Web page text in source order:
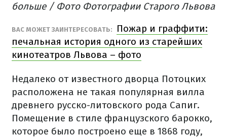
больше / Фото Фотографии Старого Львова
ВАС МОЖЕТ ЗАИНТЕРЕСОВАТЬ:
Пожар и граффити:
печальная история одного из старейших
кинотеатров Львова – фото
Недалеко от известного дворца Потоцких
расположена не такая популярная вилла
древнего русско-литовского рода Сапиг.
Помещение в стиле французского барокко,
которое было построено еще в 1868 году,